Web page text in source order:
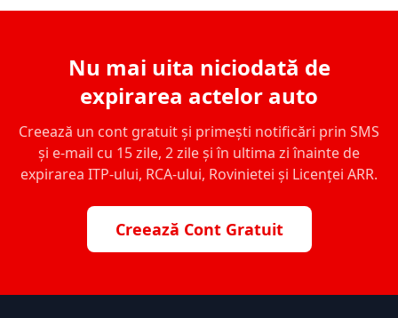
Nu mai uita niciodată de
expirarea actelor auto
Creează un cont gratuit și primești notificări prin SMS
și e-mail cu 15 zile, 2 zile și în ultima zi înainte de
expirarea ITP-ului, RCA-ului, Rovinietei și Licenței ARR.
Creează Cont Gratuit